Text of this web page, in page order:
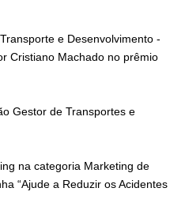
e Desenvolvimento -
Cristiano Machado no prêmio
Gestor de Transportes e
na categoria Marketing de
“Ajude a Reduzir os Acidentes